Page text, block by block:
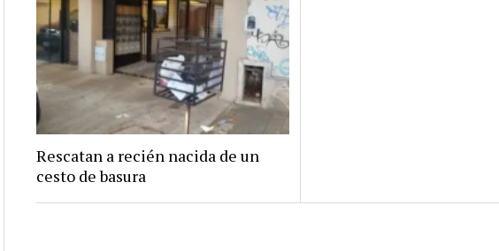
Rescatan a recién nacida de un
cesto de basura